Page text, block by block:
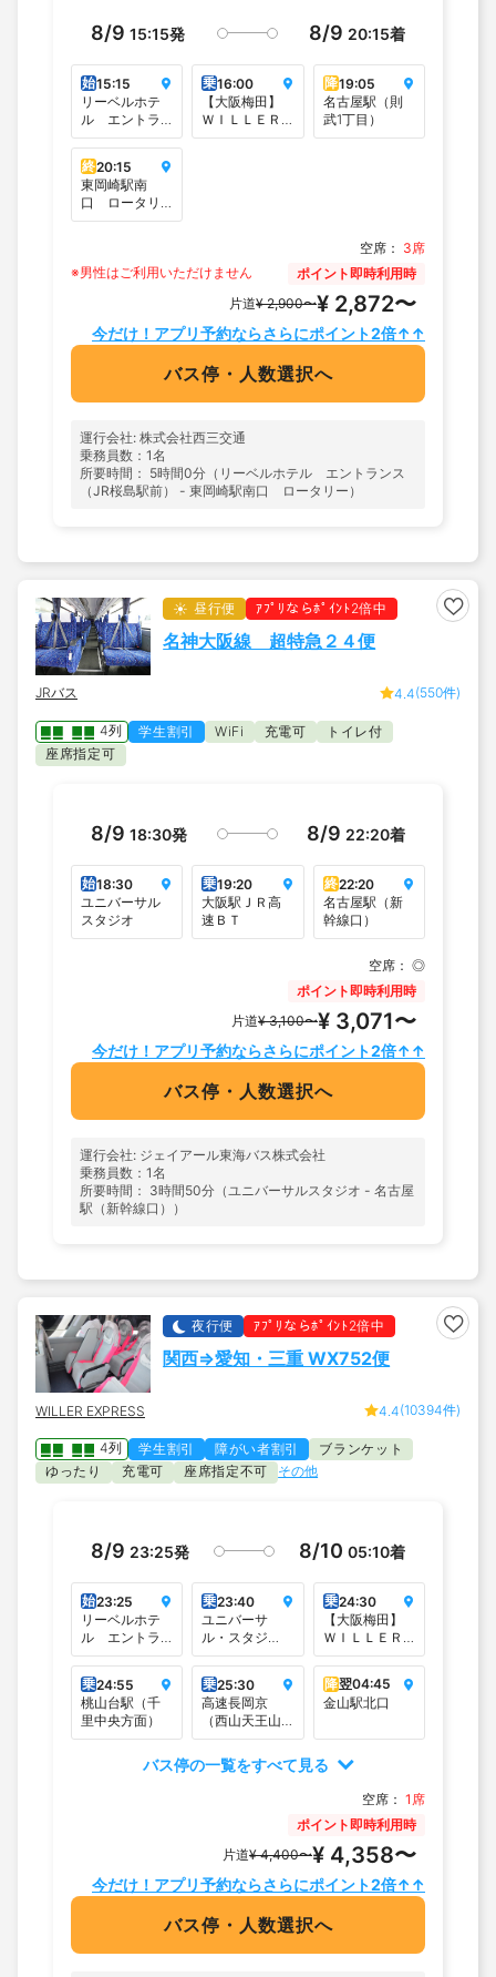
8/9 15:15発 8/9 20:15着
始15:15
リーベルホテ
ル エントラ
ンス（JR桜島
駅前）
乗16:00
【大阪梅田】
ＷＩＬＬＥＲ
バスターミナ
降19:05
名古屋駅（則
武1丁目）
終20:15
東岡崎駅南
口 ロータリ
ー
空席： 3席
※男性はご利用いただけません
ポイント即時利用時
片道¥ 2,900〜¥ 2,872〜
今だけ！アプリ予約ならさらにポイント2倍↑↑
バス停・人数選択へ
運行会社: 株式会社西三交通
乗務員数：1名
所要時間： 5時間0分（リーベルホテル エントランス
（JR桜島駅前） - 東岡崎駅南口 ロータリー）
昼行便 ｱﾌﾟﾘならﾎﾟｲﾝﾄ2倍中
名神大阪線 超特急２４便
JRバス 4.4(550件)
4列 学生割引 WiFi 充電可
トイレ付
座席指定可
8/9 18:30発 8/9 22:20着
始18:30
ユニバーサル
スタジオ
乗19:20
大阪駅ＪＲ高
速ＢＴ
終22:20
名古屋駅（新
幹線口）
空席： ◎
ポイント即時利用時
片道¥ 3,100〜¥ 3,071〜
今だけ！アプリ予約ならさらにポイント2倍↑↑
バス停・人数選択へ
運行会社: ジェイアール東海バス株式会社
乗務員数：1名
所要時間： 3時間50分（ユニバーサルスタジオ - 名古屋
駅（新幹線口））
夜行便 ｱﾌﾟﾘならﾎﾟｲﾝﾄ2倍中
関西⇒愛知・三重 WX752便
WILLER EXPRESS 4.4(10394件)
4列 学生割引 障がい者割引
ブランケット
ゆったり
充電可 座席指定不可 その他
8/9 23:25発 8/10 05:10着
始23:25
リーベルホテ
ル エントラ
ンス（JR桜島
駅前）
乗23:40
ユニバーサ
ル・スタジ
オ・ジャパ
ン 交通広場
◎
乗24:30
【大阪梅田】
ＷＩＬＬＥＲ
バスターミナ
ル大阪梅田
（梅田スカイ
ビルタワーイ
乗24:55
桃山台駅（千
里中央方面）
乗25:30
高速長岡京
（西山天王山
駅直結・関東
方面のりば）
降翌04:45
金山駅北口
バス停の一覧をすべて見る
空席： 1席
ポイント即時利用時
片道¥ 4,400〜¥ 4,358〜
今だけ！アプリ予約ならさらにポイント2倍↑↑
バス停・人数選択へ